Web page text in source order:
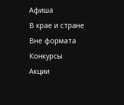
Афиша
В крае и стране
Вне формата
Конкурсы
Акции